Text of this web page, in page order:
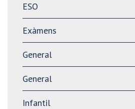
ESO
Exàmens
General
General
Infantil